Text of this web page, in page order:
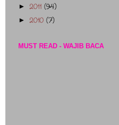
► 2011 (94)
► 2010 (7)
MUST READ - WAJIB BACA